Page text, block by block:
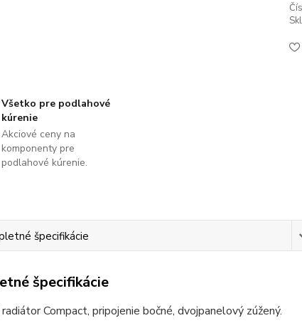
Všetko pre podlahové
kúrenie
Akciové ceny na
komponenty pre
podlahové kúrenie.
špecifikácie
špecifikácie
Compact, pripojenie bočné, dvojpanelový zúžený.